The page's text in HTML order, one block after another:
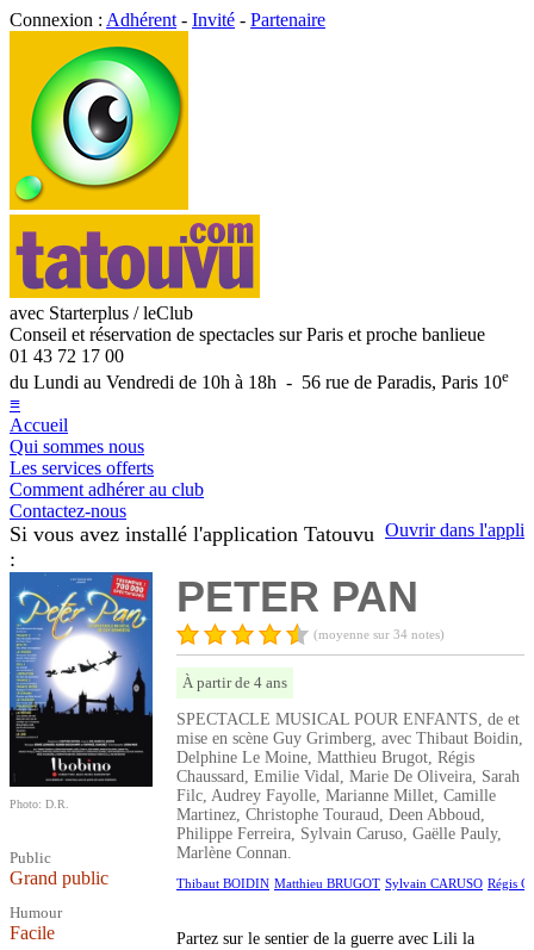
Connexion : Adhérent - Invité - Partenaire
avec Starterplus / leClub
Conseil et réservation de spectacles sur Paris et proche banlieue
01 43 72 17 00
du Lundi au Vendredi de 10h à 18h - 56 rue de Paradis, Paris 10e
≡
Accueil
Qui sommes nous
Les services offerts
Comment adhérer au club
Contactez-nous
Ouvrir dans l'appli
Si vous avez installé l'application Tatouvu
:
Photo: D.R.
Public
Grand public
Humour
Facile
PETER PAN
(moyenne sur 34 notes)
À partir de 4 ans
SPECTACLE MUSICAL POUR ENFANTS, de et
mise en scène Guy Grimberg, avec Thibaut Boidin,
Delphine Le Moine, Matthieu Brugot, Régis
Chaussard, Emilie Vidal, Marie De Oliveira, Sarah
Filc, Audrey Fayolle, Marianne Millet, Camille
Martinez, Christophe Touraud, Deen Abboud,
Philippe Ferreira, Sylvain Caruso, Gaëlle Pauly,
Marlène Connan.
Thibaut BOIDIN Matthieu BRUGOT Sylvain CARUSO Régis
Partez sur le sentier de la guerre avec Lili la